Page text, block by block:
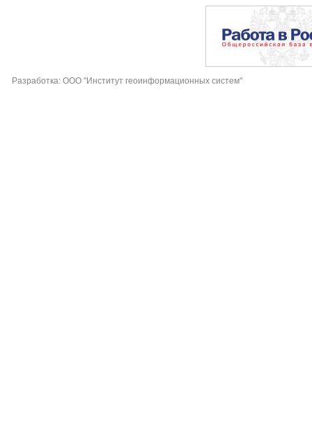
Разработка: ООО "Институт геоинформационных систем"